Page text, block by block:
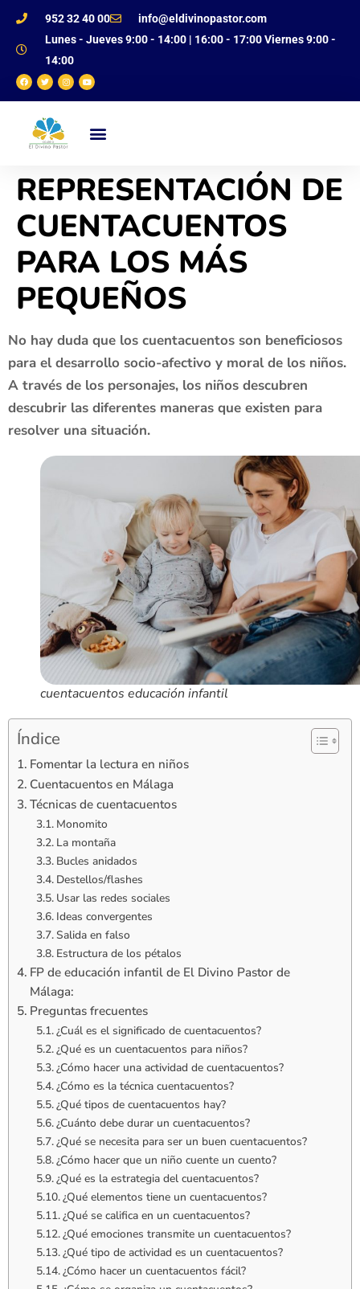
952 32 40 00
info@eldivinopastor.com
Lunes - Jueves 9:00 - 14:00 | 16:00 - 17:00 Viernes 9:00 -
14:00
REPRESENTACIÓN DE
CUENTACUENTOS
PARA LOS MÁS
PEQUEÑOS
No hay duda que los cuentacuentos son beneficiosos
para el desarrollo socio-afectivo y moral de los niños.
A través de los personajes, los niños descubren
descubrir las diferentes maneras que existen para
resolver una situación.
cuentacuentos educación infantil
Índice
Fomentar la lectura en niños
Cuentacuentos en Málaga
Técnicas de cuentacuentos
Monomito
La montaña
Bucles anidados
Destellos/flashes
Usar las redes sociales
Ideas convergentes
Salida en falso
Estructura de los pétalos
FP de educación infantil de El Divino Pastor de
Málaga:
Preguntas frecuentes
¿Cuál es el significado de cuentacuentos?
¿Qué es un cuentacuentos para niños?
¿Cómo hacer una actividad de cuentacuentos?
¿Cómo es la técnica cuentacuentos?
¿Qué tipos de cuentacuentos hay?
¿Cuánto debe durar un cuentacuentos?
¿Qué se necesita para ser un buen cuentacuentos?
¿Cómo hacer que un niño cuente un cuento?
¿Qué es la estrategia del cuentacuentos?
¿Qué elementos tiene un cuentacuentos?
¿Qué se califica en un cuentacuentos?
¿Qué emociones transmite un cuentacuentos?
¿Qué tipo de actividad es un cuentacuentos?
¿Cómo hacer un cuentacuentos fácil?